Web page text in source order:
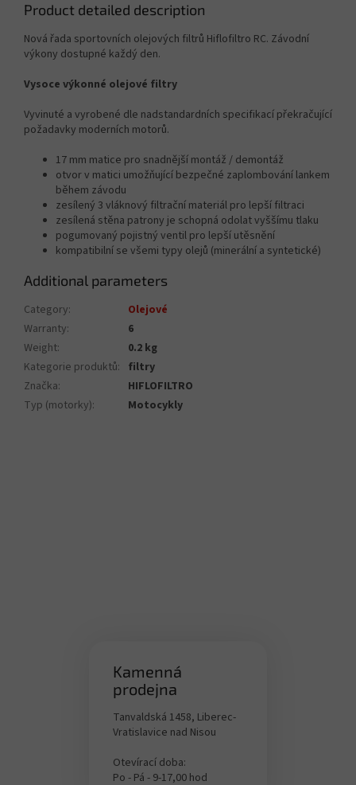
Product detailed description
Nová řada sportovních olejových filtrů Hiflofiltro RC. Závodní
výkony dostupné každý den.
Vysoce výkonné olejové filtry
Vyvinuté a vyrobené dle nadstandardních specifikací překračující
požadavky moderních motorů.
17 mm matice pro snadnější montáž / demontáž
otvor v matici umožňující bezpečné zaplombování lankem
během závodu
zesílený 3 vláknový filtrační materiál pro lepší filtraci
zesílená stěna patrony je schopná odolat vyššímu tlaku
pogumovaný pojistný ventil pro lepší utěsnění
kompatibilní se všemi typy olejů (minerální a syntetické)
Additional parameters
Category:
Olejové
Warranty:
6
Weight:
0.2 kg
Kategorie produktů: filtry
Značka:
HIFLOFILTRO
Typ (motorky): Motocykly
Kamenná
prodejna
Tanvaldská 1458, Liberec-
Vratislavice nad Nisou
Otevírací doba:
Po - Pá - 9-17,00 hod